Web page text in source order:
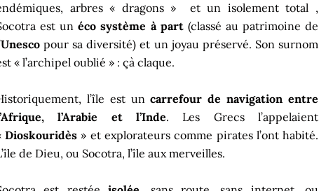
arbres « dragons » et un isolement total ,
est unéco système à part(classé au patrimoine de
Unescopour sa diversité) et un joyau préservé. Son surnom
« l’archipel oublié » : çà claque.
l’île est uncarrefour de navigation entre
l’Arabie et l’Inde. Les Grecs l’appelaient
Dioskouridès » et explorateurs comme pirates l’ont habité.
de Dieu, ou Socotra, l’île aux merveilles.